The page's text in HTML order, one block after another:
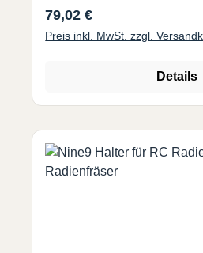
Titan, Messing, Kupfer und
hoch positive Geometrie und
Oberflächengüten.• Jede
Regulärer Preis:
79,02 €
Preis inkl. MwSt. zzgl.
Details